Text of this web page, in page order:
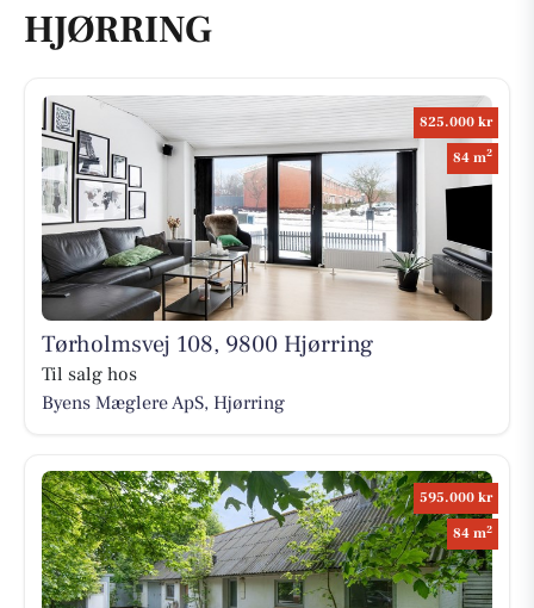
HJØRRING
825.000 kr
84 m2
Tørholmsvej 108, 9800 Hjørring
Til salg hos
Byens Mæglere ApS, Hjørring
595.000 kr
84 m2